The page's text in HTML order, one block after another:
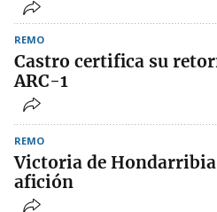
REMO
Castro certifica su
ARC-1
REMO
Victoria de
afición